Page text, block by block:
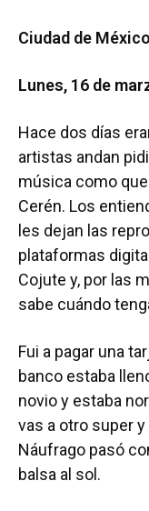
Ciudad de
Lunes, 16 de
Hace dos días
artistas andan
música como
Cerén. Los
les dejan las
plataformas
Cojute y, por las
sabe cuándo
Fui a pagar una
banco estaba
novio y estaba
vas a otro super y
Náufrago pasó
balsa al sol.